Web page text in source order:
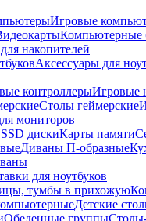
Игровые
Компьютерные
накопителей
Аксессуары для
контроллерыИгровые
Столы геймерские
мониторов
дискиКарты памяти
Диваны П-образные
для ноутбуков
тумбы в прихожую
Детские
Обеденные группы